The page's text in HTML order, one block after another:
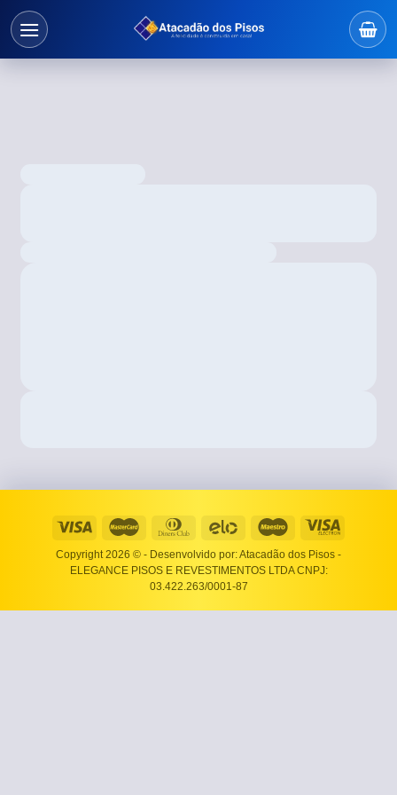
Copyright 2026 © - Desenvolvido por: Atacadão dos Pisos -
ELEGANCE PISOS E REVESTIMENTOS LTDA CNPJ:
03.422.263/0001-87